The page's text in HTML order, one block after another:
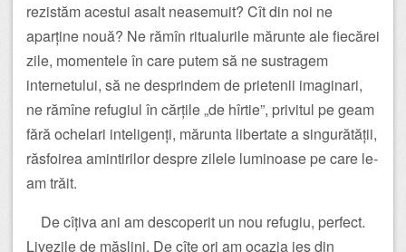
rezistăm acestui asalt neasemuit? Cît din noi ne
aparține nouă? Ne rămîn ritualurile mărunte ale fiecărei
zile, momentele în care putem să ne sustragem
internetului, să ne desprindem de prietenii imaginari,
ne rămîne refugiul în cărțile „de hîrtie”, privitul pe geam
fără ochelari inteligenți, mărunta libertate a singurătății,
răsfoirea amintirilor despre zilele luminoase pe care le-
am trăit.
De cîțiva ani am descoperit un nou refugiu, perfect.
Livezile de măslini. De cîte ori am ocazia ies din